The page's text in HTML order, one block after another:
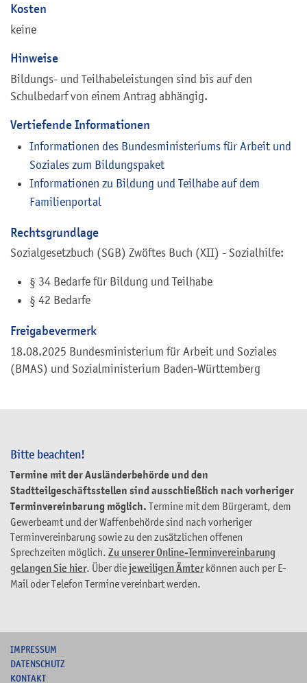
Bitte beachten!
Termine mit der Ausländerbehörde und den
Stadtteilgeschäftsstellen sind ausschließlich nach vorheriger
Terminvereinbarung möglich. Termine mit dem Bürgeramt, dem
Gewerbeamt und der Waffenbehörde sind nach vorheriger
Terminvereinbarung sowie zu den zusätzlichen offenen
Sprechzeiten möglich. Zu unserer Online-Terminvereinbarung
gelangen Sie hier. Über diejeweiligen Ämterkönnen auch per E-
Mail oder Telefon Termine vereinbart werden.
Kosten
keine
Hinweise
Bildungs- und Teilhabeleistungen sind bis auf den
Schulbedarf von einem Antrag abhängig.
Vertiefende Informationen
Informationen des Bundesministeriums für Arbeit und
Soziales zum Bildungspaket
Informationen zu Bildung und Teilhabe auf dem
Familienportal
Rechtsgrundlage
Sozialgesetzbuch (SGB) Zwöftes Buch (XII) - Sozialhilfe:
§ 34 Bedarfe für Bildung und Teilhabe
§ 42 Bedarfe
Freigabevermerk
18.08.2025 Bundesministerium für Arbeit und Soziales
(BMAS) und Sozialministerium Baden-Württemberg
IMPRESSUM
DATENSCHUTZ
KONTAKT